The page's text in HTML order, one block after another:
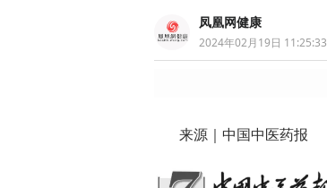
凤凰网健康
2024年02月19日 11:25:33
来源｜中国中医药报